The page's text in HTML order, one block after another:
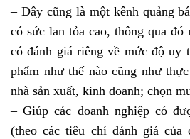
– Đây cũng là một kênh quảng
có sức lan tỏa cao, thông qua
có đánh giá riêng về mức độ uy
phẩm như thế nào cũng như
nhà sản xuất, kinh doanh; chọn
– Giúp các doanh nghiệp có
(theo các tiêu chí đánh giá của